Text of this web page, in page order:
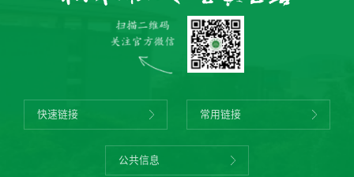
快速链接 常用链接
公共信息